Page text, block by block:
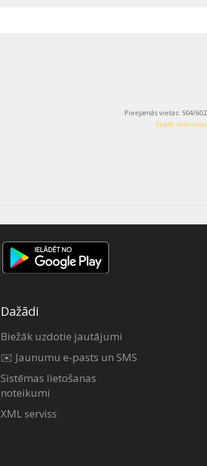
Pieejamās vietas: 504/602
Skatīt sēdvietas
Dažādi
Biežāk uzdotie jautājumi
✉️ Jaunumu e-pasts un SMS
Sistēmas lietošanas
noteikumi
XML serviss